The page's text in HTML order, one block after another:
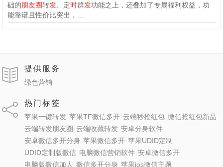
础的朋友圈转发 、定时群发功能之上，还叠加了专属福利权益，功
能靠谱且性价比突出，...
提供服务
绿色营销
热门标签
苹果一键转发 苹果TF微信多开 云端秒抢红包 微信抢红包新品
云端转发朋友圈 云端收藏转发 安卓分身软件
安卓微信多开分身 苹果微信多开 苹果UDID定制
UDID定制版微信 电脑微信营销软件 安卓微信多开
电脑版微信加人 微信多开分身 苹果ios微信主题